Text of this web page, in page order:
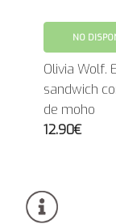
NO
Olivia Wolf.
sandwich
de moho
12.90€